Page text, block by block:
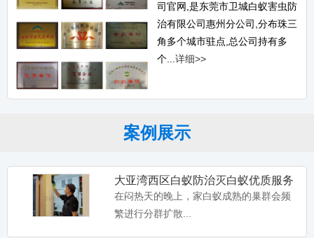
司官网,是东莞市卫城白蚁害虫防
治有限公司惠州分公司,分布珠三
角多个城市驻点,总公司持有多
个...详细>>
案例展示
大亚湾西区白蚁防治灭白蚁优质服务
丨惠州西区白蚁防治公司
在闷热天的晚上，家白蚁成熟的巢群会频
繁进行分群扩散...